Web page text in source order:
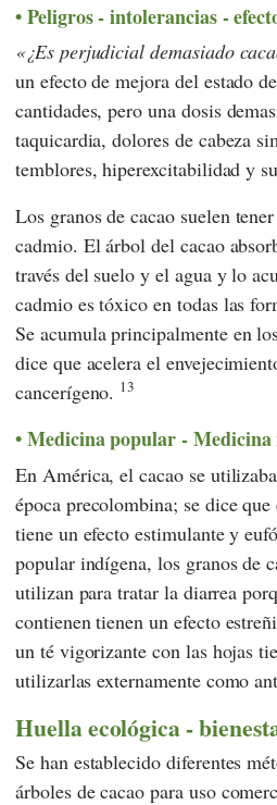
Peligros - intolerancias -
¿Es perjudicial demasiado
un efecto de mejora del estado
cantidades, pero una dosis
taquicardia, dolores de cabeza
temblores, hiperexcitabilidad y
Los granos de cacao suelen
cadmio. El árbol del cacao
través del suelo y el agua y lo
cadmio es tóxico en todas las
Se acumula principalmente en
dice que acelera el
cancerígeno. 13
Medicina popular -
En América, el cacao se
época precolombina; se dice
tiene un efecto estimulante y
popular indígena, los granos de
utilizan para tratar la diarrea
contienen tienen un efecto
un té vigorizante con las hojas
utilizarlas externamente como
Huella ecológica -
Se han establecido diferentes
árboles de cacao para uso